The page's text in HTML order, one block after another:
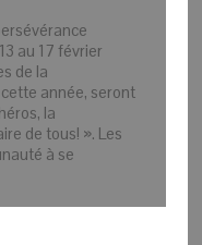
au 17 février
de la
année, seront
la
de tous! ». Les
à se